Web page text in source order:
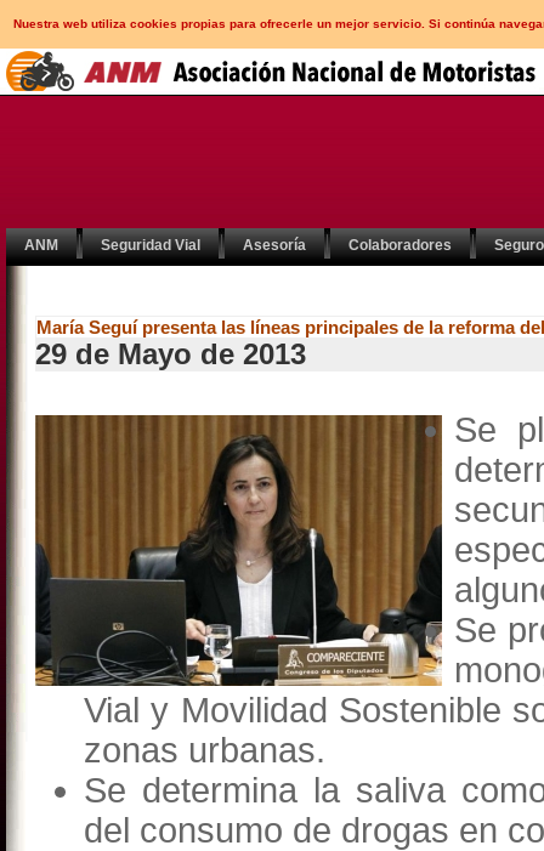
Nuestra web utiliza cookies propias para ofrecerle un mejor servicio. Si continúa
ANM Seguridad Vial Asesoría Colaboradores
María Seguí presenta las líneas principales de la reforma
29 de Mayo de 2013
Se
Se
Vial y Movilidad Sostenible
zonas urbanas.
Se determina la saliva
del consumo de drogas en